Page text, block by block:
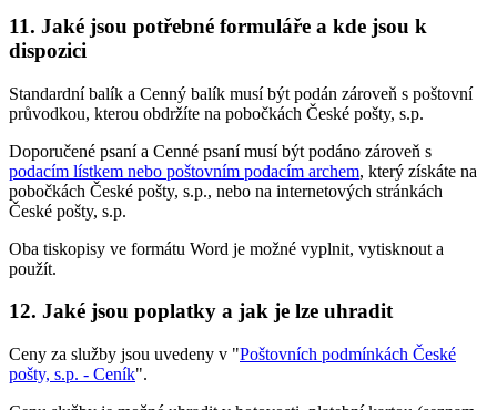
11. Jaké jsou potřebné formuláře a kde jsou k
dispozici
Standardní balík a Cenný balík musí být podán zároveň s poštovní
průvodkou, kterou obdržíte na pobočkách České pošty, s.p.
Doporučené psaní a Cenné psaní musí být podáno zároveň s
podacím lístkem nebo poštovním podacím archem, který získáte na
pobočkách České pošty, s.p., nebo na internetových stránkách
České pošty, s.p.
Oba tiskopisy ve formátu Word je možné vyplnit, vytisknout a
použít.
12. Jaké jsou poplatky a jak je lze uhradit
Ceny za služby jsou uvedeny v "Poštovních podmínkách České
pošty, s.p. - Ceník".